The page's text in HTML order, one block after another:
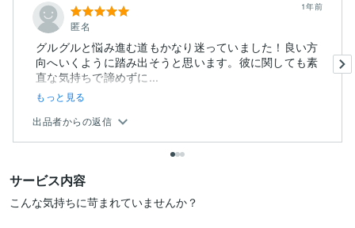
匿名
1年前
グルグルと悩み進む道もかなり迷っていました！良い方
向へいくように踏み出そうと思います。彼に関しても素
直な気持ちで諦めずに...
もっと見る
出品者からの返信
サービス内容
こんな気持ちに苛まれていませんか？